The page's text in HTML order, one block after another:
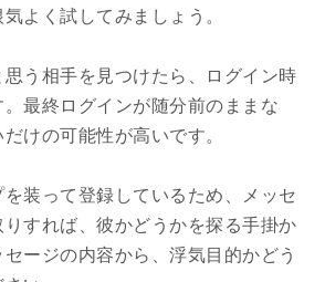
よく試してみましょう。
う相手を見つけたら、ログイン時
最終ログインが随分前のままな
けの可能性が高いです。
装って登録しているため、メッセ
すれば、彼かどうかを探る手掛か
ージの内容から、浮気目的かどう